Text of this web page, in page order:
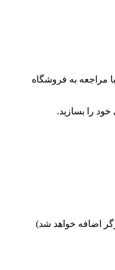
مراجعه به فروشگاه
را بسازید.
اضافه خواهد شد)